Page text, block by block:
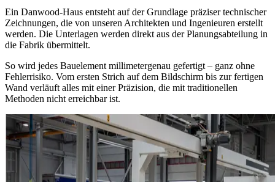
Ein Danwood-Haus entsteht auf der Grundlage präziser technischer
Zeichnungen, die von unseren Architekten und Ingenieuren erstellt
werden. Die Unterlagen werden direkt aus der Planungsabteilung in
die Fabrik übermittelt.
So wird jedes Bauelement millimetergenau gefertigt – ganz ohne
Fehlerrisiko. Vom ersten Strich auf dem Bildschirm bis zur fertigen
Wand verläuft alles mit einer Präzision, die mit traditionellen
Methoden nicht erreichbar ist.